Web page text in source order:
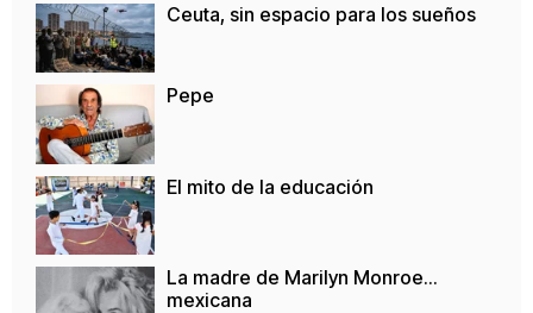
Ceuta, sin espacio para los sueños
Pepe
El mito de la educación
La madre de Marilyn Monroe…
mexicana